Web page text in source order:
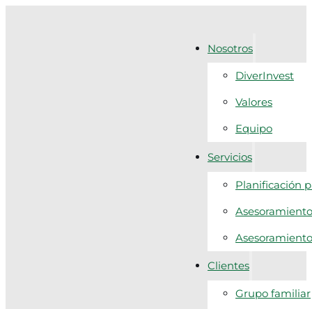
Nosotros
DiverInvest
Valores
Equipo
Servicios
Planificación
Clientes
Grupo familiar